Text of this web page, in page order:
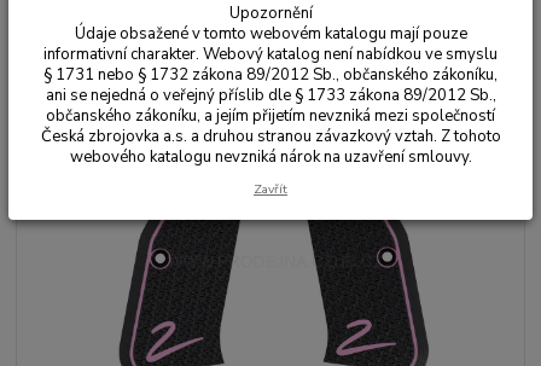
Upozornění
Údaje obsažené v tomto webovém katalogu mají pouze
informativní charakter. Webový katalog není nabídkou ve smyslu
§ 1731 nebo § 1732 zákona 89/2012 Sb., občanského zákoníku,
ani se nejedná o veřejný příslib dle § 1733 zákona 89/2012 Sb.,
občanského zákoníku, a jejím přijetím nevzniká mezi společností
Česká zbrojovka a.s. a druhou stranou závazkový vztah. Z tohoto
webového katalogu nevzniká nárok na uzavření smlouvy.
Zavřít